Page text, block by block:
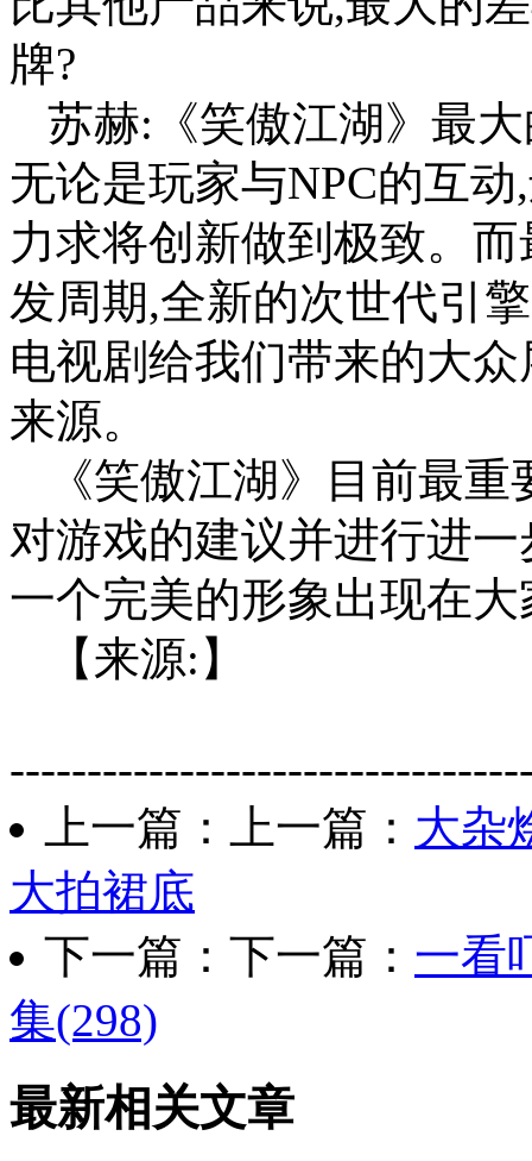
牌?
苏赫:《笑傲江湖》最
无论是玩家与NPC的互
力求将创新做到极致。
发周期,全新的次世代引
电视剧给我们带来的大
来源。
《笑傲江湖》目前最
对游戏的建议并进行进
一个完美的形象出现在
【来源:】
上一篇：上一篇： 大杂
大拍裙底
下一篇：下一篇： 一看
集(298)
最新相关文章